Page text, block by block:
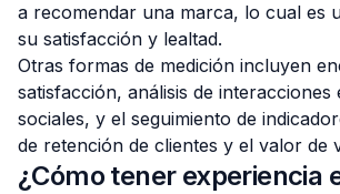
a recomendar una marca, lo cual es
su satisfacción y lealtad.
Otras formas de medición incluyen
satisfacción, análisis de interacciones
sociales, y el seguimiento de
de retención de clientes y el valor de
¿Cómo tener experiencia